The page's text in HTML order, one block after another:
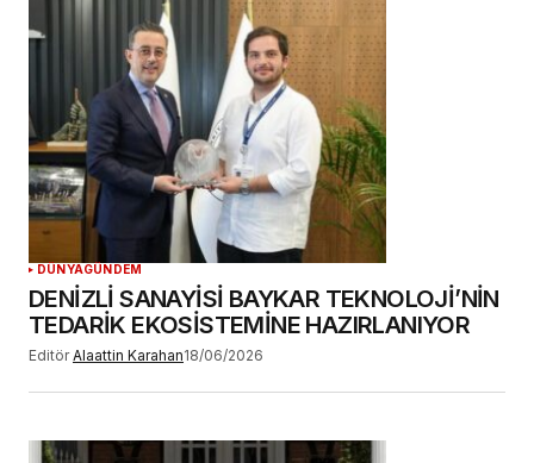
Daha sonraki yorumlarımda kullanılması için
adım, e-posta adresim ve site adresim bu
tarayıcıya kaydedilsin.
YORUM GÖNDER
DÜNYAGÜNDEM
DENİZLİ SANAYİSİ BAYKAR TEKNOLOJİ’NİN
TEDARİK EKOSİSTEMİNE HAZIRLANIYOR
Editör Alaattin Karahan18/06/2026